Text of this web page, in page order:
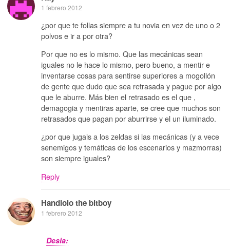
1 febrero 2012
¿por que te follas siempre a tu novia en vez de uno o 2
polvos e ir a por otra?
Por que no es lo mismo. Que las mecánicas sean
iguales no le hace lo mismo, pero bueno, a mentir e
inventarse cosas para sentirse superiores a mogollón
de gente que dudo que sea retrasada y pague por algo
que le aburre. Más bien el retrasado es el que ,
demagogia y mentiras aparte, se cree que muchos son
retrasados que pagan por aburrirse y el un iluminado.
¿por que jugais a los zeldas si las mecánicas (y a vece
senemigos y temáticas de los escenarios y mazmorras)
son siempre iguales?
Reply
Handlolo the bitboy
1 febrero 2012
Desia: